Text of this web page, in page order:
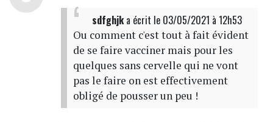
sdfghjka écrit le 03/05/2021 à 12h53
Ou comment c'est tout à fait évident
de se faire vacciner mais pour les
quelques sans cervelle qui ne vont
pas le faire on est effectivement
obligé de pousser un peu !